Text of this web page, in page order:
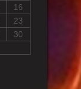
16
23
30